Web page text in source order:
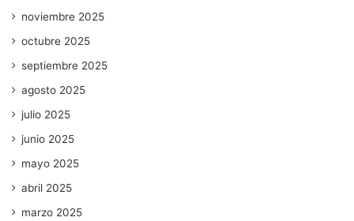
noviembre 2025
octubre 2025
septiembre 2025
agosto 2025
julio 2025
junio 2025
mayo 2025
abril 2025
marzo 2025